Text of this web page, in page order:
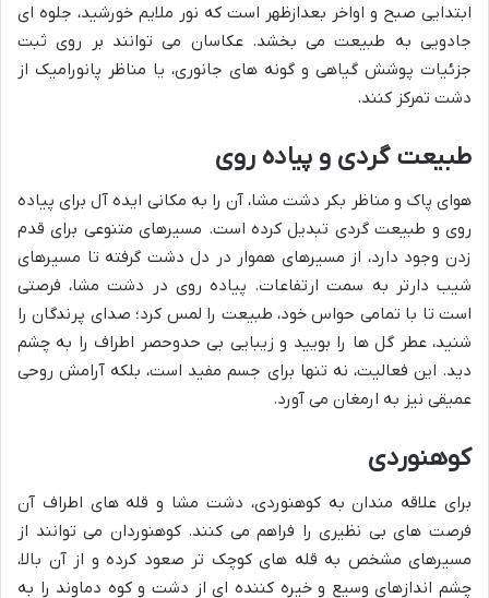
ابتدایی صبح و اواخر بعدازظهر است که نور ملایم خورشید، جلوه ای
جادویی به طبیعت می بخشد. عکاسان می توانند بر روی ثبت
جزئیات پوشش گیاهی و گونه های جانوری، یا مناظر پانورامیک از
دشت تمرکز کنند.
طبیعت گردی و پیاده روی
هوای پاک و مناظر بکر دشت مشا، آن را به مکانی ایده آل برای پیاده
روی و طبیعت گردی تبدیل کرده است. مسیرهای متنوعی برای قدم
زدن وجود دارد، از مسیرهای هموار در دل دشت گرفته تا مسیرهای
شیب دارتر به سمت ارتفاعات. پیاده روی در دشت مشا، فرصتی
است تا با تمامی حواس خود، طبیعت را لمس کرد؛ صدای پرندگان را
شنید، عطر گل ها را بویید و زیبایی بی حدوحصر اطراف را به چشم
دید. این فعالیت، نه تنها برای جسم مفید است، بلکه آرامش روحی
عمیقی نیز به ارمغان می آورد.
کوهنوردی
برای علاقه مندان به کوهنوردی، دشت مشا و قله های اطراف آن
فرصت های بی نظیری را فراهم می کنند. کوهنوردان می توانند از
مسیرهای مشخص به قله های کوچک تر صعود کرده و از آن بالا،
چشم اندازهای وسیع و خیره کننده ای از دشت و کوه دماوند را به